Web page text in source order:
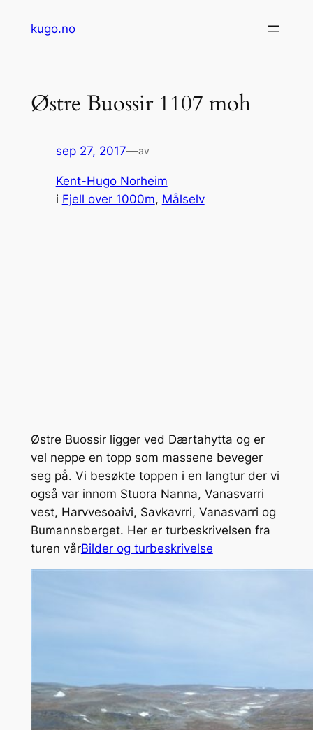
kugo.no
Østre Buossir 1107 moh
sep 27, 2017—av
Kent-Hugo Norheim
i Fjell over 1000m, Målselv
Østre Buossir ligger ved Dærtahytta og er
vel neppe en topp som massene beveger
seg på. Vi besøkte toppen i en langtur der vi
også var innom Stuora Nanna, Vanasvarri
vest, Harvvesoaivi, Savkavrri, Vanasvarri og
Bumannsberget. Her er turbeskrivelsen fra
turen vårBilder og turbeskrivelse